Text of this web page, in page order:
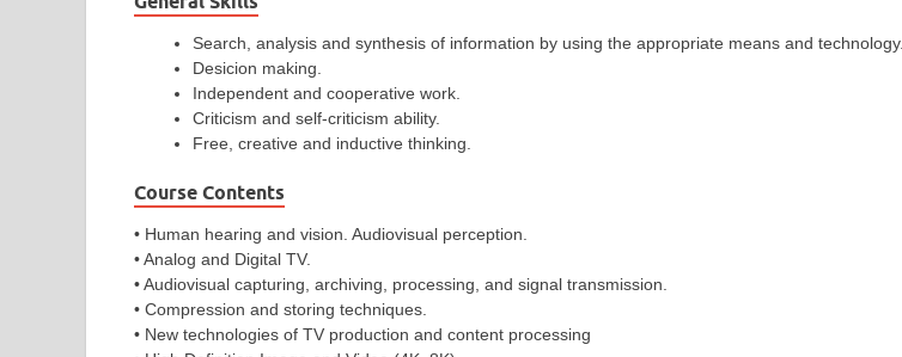
Search, analysis and synthesis of information by using the appropriate means and technology.
Desicion making.
Independent and cooperative work.
Criticism and self-criticism ability.
Free, creative and inductive thinking.
Course Contents
• Human hearing and vision. Audiovisual perception.
• Analog and Digital TV.
• Audiovisual capturing, archiving, processing, and signal transmission.
• Compression and storing techniques.
• New technologies of TV production and content processing